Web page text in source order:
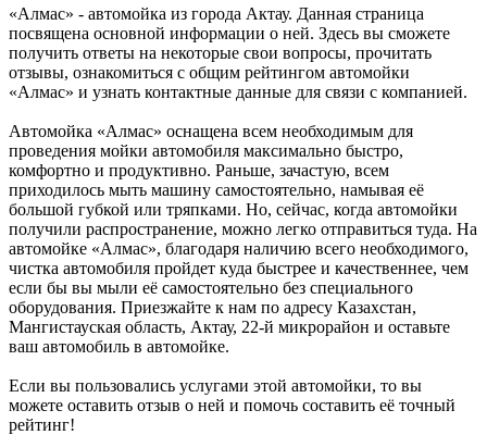
«Алмас» - автомойка из города Актау. Данная страница
посвящена основной информации о ней. Здесь вы сможете
получить ответы на некоторые свои вопросы, прочитать
отзывы, ознакомиться с общим рейтингом автомойки
«Алмас» и узнать контактные данные для связи с компанией.
Автомойка «Алмас» оснащена всем необходимым для
проведения мойки автомобиля максимально быстро,
комфортно и продуктивно. Раньше, зачастую, всем
приходилось мыть машину самостоятельно, намывая её
большой губкой или тряпками. Но, сейчас, когда автомойки
получили распространение, можно легко отправиться туда. На
автомойке «Алмас», благодаря наличию всего необходимого,
чистка автомобиля пройдет куда быстрее и качественнее, чем
если бы вы мыли её самостоятельно без специального
оборудования. Приезжайте к нам по адресу Казахстан,
Мангистауская область, Актау, 22-й микрорайон и оставьте
ваш автомобиль в автомойке.
Если вы пользовались услугами этой автомойки, то вы
можете оставить отзыв о ней и помочь составить её точный
рейтинг!